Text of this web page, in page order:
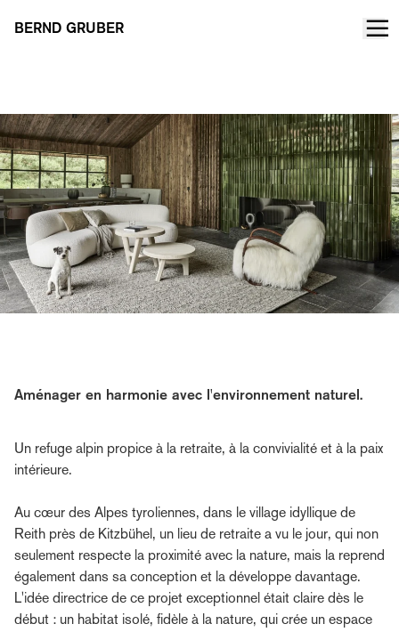
BERND GRUBER
Aménager en harmonie avec l'environnement naturel.
Un refuge alpin propice à la retraite, à la convivialité et à la paix
intérieure.
Au cœur des Alpes tyroliennes, dans le village idyllique de
Reith près de Kitzbühel, un lieu de retraite a vu le jour, qui non
seulement respecte la proximité avec la nature, mais la reprend
également dans sa conception et la développe davantage.
L'idée directrice de ce projet exceptionnel était claire dès le
début : un habitat isolé, fidèle à la nature, qui crée un espace